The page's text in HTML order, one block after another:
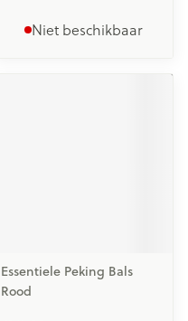
Niet beschikbaar
Essentiele Peking Bals
Rood